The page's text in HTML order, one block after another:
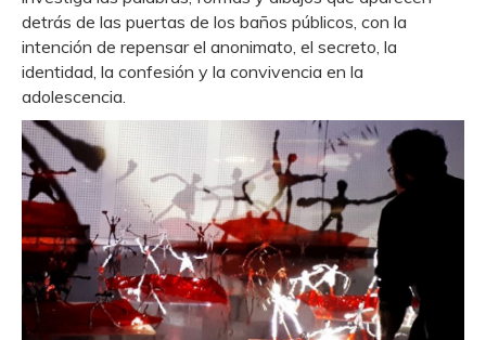
detrás de las puertas de los baños públicos, con la
intención de repensar el anonimato, el secreto, la
identidad, la confesión y la convivencia en la
adolescencia.